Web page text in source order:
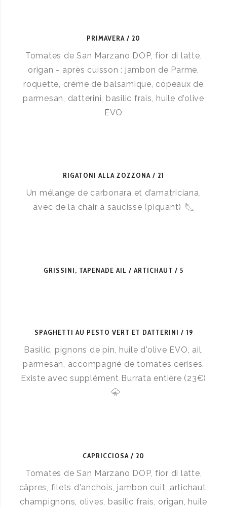
PRIMAVERA 20
Tomates de San Marzano DOP, fior di latte,
origan - après cuisson : jambon de Parme,
roquette, crème de balsamique, copeaux de
parmesan, datterini, basilic frais, huile d'olive
EVO
RIGATONI ALLA ZOZZONA 21
Un mélange de carbonara et d’amatriciana,
avec de la chair à saucisse (piquant)
GRISSINI, TAPENADE AIL / ARTICHAUT 5
SPAGHETTI AU PESTO VERT ET DATTERINI 19
Basilic, pignons de pin, huile d'olive EVO, ail,
parmesan, accompagné de tomates cerises.
Existe avec supplément Burrata entière (23€)
CAPRICCIOSA 20
Tomates de San Marzano DOP, fior di latte,
câpres, filets d'anchois, jambon cuit, artichaut,
champignons, olives, basilic frais, origan, huile